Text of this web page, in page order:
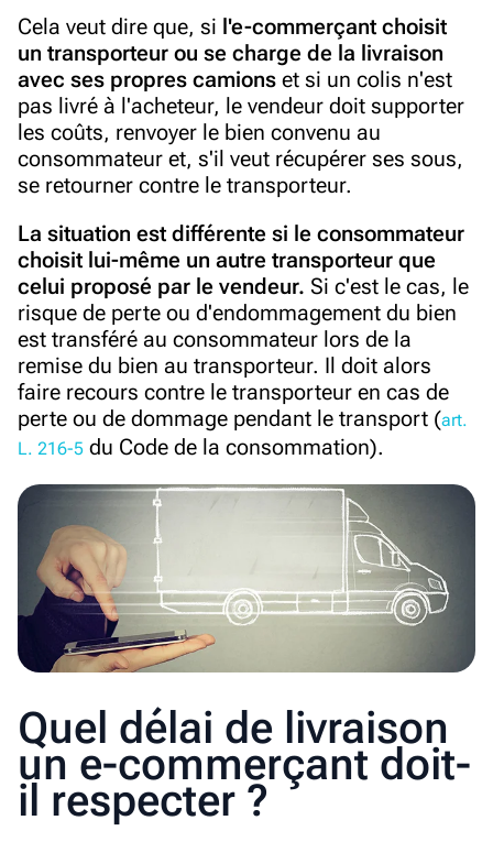
Cela veut dire que, si l'e-commerçant choisit
un transporteur ou se charge de la livraison
avec ses propres camions et si un colis n'est
pas livré à l'acheteur, le vendeur doit supporter
les coûts, renvoyer le bien convenu au
consommateur et, s'il veut récupérer ses sous,
se retourner contre le transporteur.
La situation est différente si le consommateur
choisit lui-même un autre transporteur que
celui proposé par le vendeur. Si c'est le cas, le
risque de perte ou d'endommagement du bien
est transféré au consommateur lors de la
remise du bien au transporteur. Il doit alors
faire recours contre le transporteur en cas de
perte ou de dommage pendant le transport (art.
L. 216-5 du Code de la consommation).
Quel délai de livraison
un e-commerçant doit-
il respecter ?